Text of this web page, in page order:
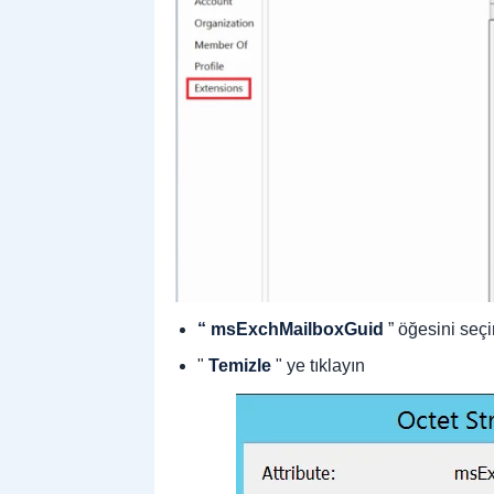
“ msExchMailboxGuid ” öğesini
" Temizle" ye tıklayın